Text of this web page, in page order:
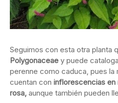
Seguimos con esta otra planta
Polygonaceae y puede
perenne como caduca, pues la
cuentan con inflorescencias
rosa, aunque también pueden